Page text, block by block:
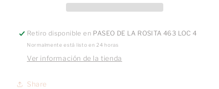
Retiro disponible en PASEO DE LA ROSITA 463 LOC 4
Normalmente está listo en 24 horas
Ver información de la tienda
Share